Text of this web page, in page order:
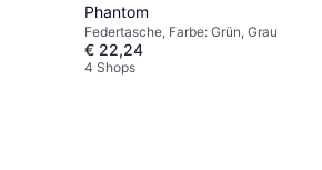
Phantom
Federtasche, Farbe: Grün, Grau
€ 22,24
4 Shops